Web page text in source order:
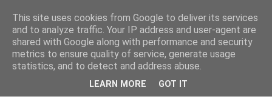
Archivio Kubrick: Blog
Commenti e notizie su Stanley Kubrick.
Segnalazione di eventi, nuovi libri in uscita, recensioni,
mostre e appuntamenti.
This site uses cookies from Google to deliver its services
and to analyze traffic. Your IP address and user-agent are
shared with Google along with performance and security
metrics to ensure quality of service, generate usage
statistics, and to detect and address abuse.
LEARN MORE GOT IT